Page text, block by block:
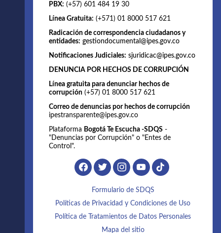
PBX: (+57) 601 484 19 30
Línea Gratuita: (+571) 01 8000 517 621
Radicación de correspondencia ciudadanos y
entidades: gestiondocumental@ipes.gov.co
Notificaciones Judiciales: sjuridicac@ipes.gov.co
DENUNCIA POR HECHOS DE CORRUPCIÓN
Línea gratuita para denunciar hechos de
corrupción (+57) 01 8000 517 621
Correo de denuncias por hechos de corrupción
ipestransparente@ipes.gov.co
Plataforma Bogotá Te Escucha -SDQS -
"Denuncias por Corrupción" o "Entes de
Control".
Formulario de SDQS
Políticas de Privacidad y Condiciones de Uso
Política de Tratamientos de Datos Personales
Mapa del sitio